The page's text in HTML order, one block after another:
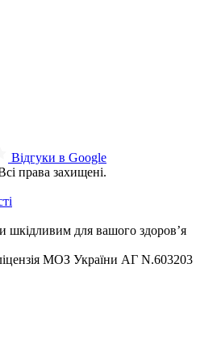
Відгуки в Google
права захищені.
шкідливим для вашого здоров’я
МОЗ України АГ N.603203